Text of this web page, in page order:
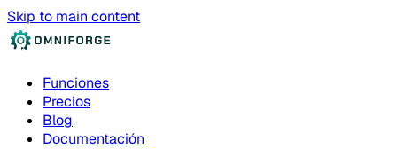
Skip to main content
Funciones
Precios
Blog
Documentación